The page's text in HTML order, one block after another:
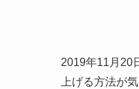
2019年11月20
上げる方法が気